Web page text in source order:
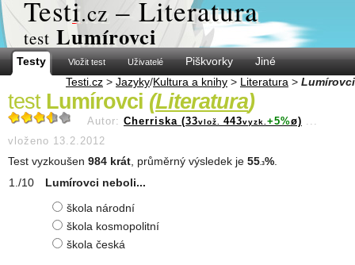
Testi.cz – Literatura
test Lumírovci
Testy Vložit test Uživatelé Piškvorky
Jiné
Testi.cz > Jazyky/Kultura a knihy > Literatura > Lumírovci
test Lumírovci (Literatura)
Autor: Cherriska (33vlož. 443vyzk. +5%ø) ...
vloženo 13.2.2012
Test vyzkoušen 984 krát , průměrný výsledek je 55 .3%
Lumírovci neboli...
škola národní
škola kosmopolitní
škola česká